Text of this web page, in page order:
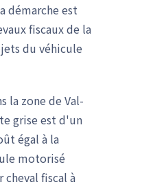
démarche est
fiscaux de la
du véhicule
la zone de Val-
grise est d'un
égal à la
motorisé
fiscal à